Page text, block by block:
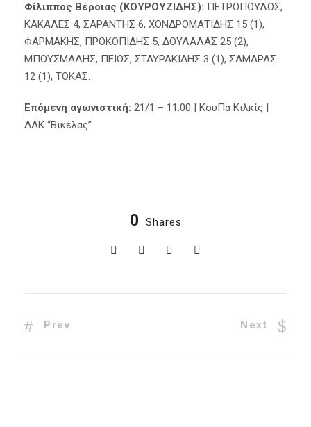
Φίλιππος Βέροιας (ΚΟΥΡΟΥΖΙΔΗΣ): ΠΕΤΡΟΠΟΥΛΟΣ,
ΚΑΚΑΛΕΣ 4, ΣΑΡΑΝΤΗΣ 6, ΧΟΝΔΡΟΜΑΤΙΔΗΣ 15 (1),
ΦΑΡΜΑΚΗΣ, ΠΡΟΚΟΠΙΔΗΣ 5, ΔΟΥΛΑΛΑΣ 25 (2),
ΜΠΟΥΣΜΑΛΗΣ, ΠΕΙΟΣ, ΣΤΑΥΡΑΚΙΔΗΣ 3 (1), ΣΑΜΑΡΑΣ
12 (1), ΤΟΚΑΣ.
Επόμενη αγωνιστική: 21/1 – 11:00 | ΚουΠα Κιλκίς |
ΔΑΚ “Βικέλας”
0 Shares
Prev Next